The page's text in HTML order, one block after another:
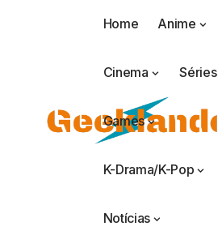
Home Anime
Cinema Séries
Games
K-Drama/K-Pop
Notícias